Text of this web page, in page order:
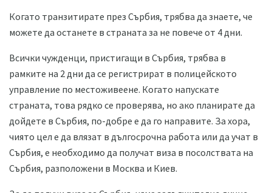
Когато транзитирате през Сърбия, трябва да знаете, че
можете да останете в страната за не повече от 4 дни.
Всички чужденци, пристигащи в Сърбия, трябва в
рамките на 2 дни да се регистрират в полицейското
управление по местоживеене. Когато напускате
страната, това рядко се проверява, но ако планирате да
дойдете в Сърбия, по-добре е да го направите. За хора,
чиято цел е да влязат в дългосрочна работа или да учат в
Сърбия, е необходимо да получат виза в посолствата на
Сърбия, разположени в Москва и Киев.